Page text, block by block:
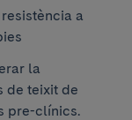
a
la
de teixit de
pre-clínics.